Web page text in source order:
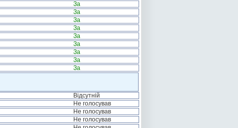
За
За
За
За
За
За
За
За
За
Відсутній
Не голосував
Не голосував
Не голосував